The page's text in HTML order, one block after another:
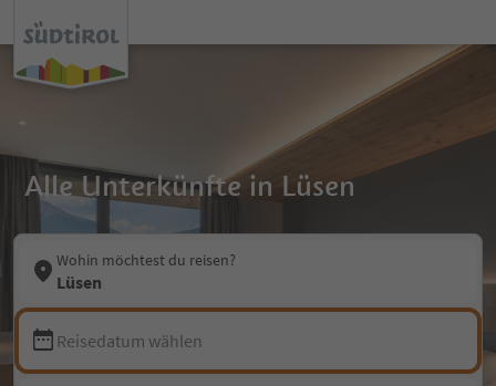
Alle Unterkünfte in Lüsen
Wohin möchtest du reisen?
Lüsen
Reisedatum wählen